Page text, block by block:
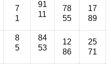
7
1
91
11
78
55
17
89
8
5
84
53
12
86
25
71